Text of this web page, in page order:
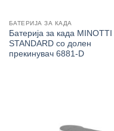
БАТЕРИЈА ЗА КАДА
Батерија за када MINOTTI
STANDARD со долен
прекинувач 6881-D